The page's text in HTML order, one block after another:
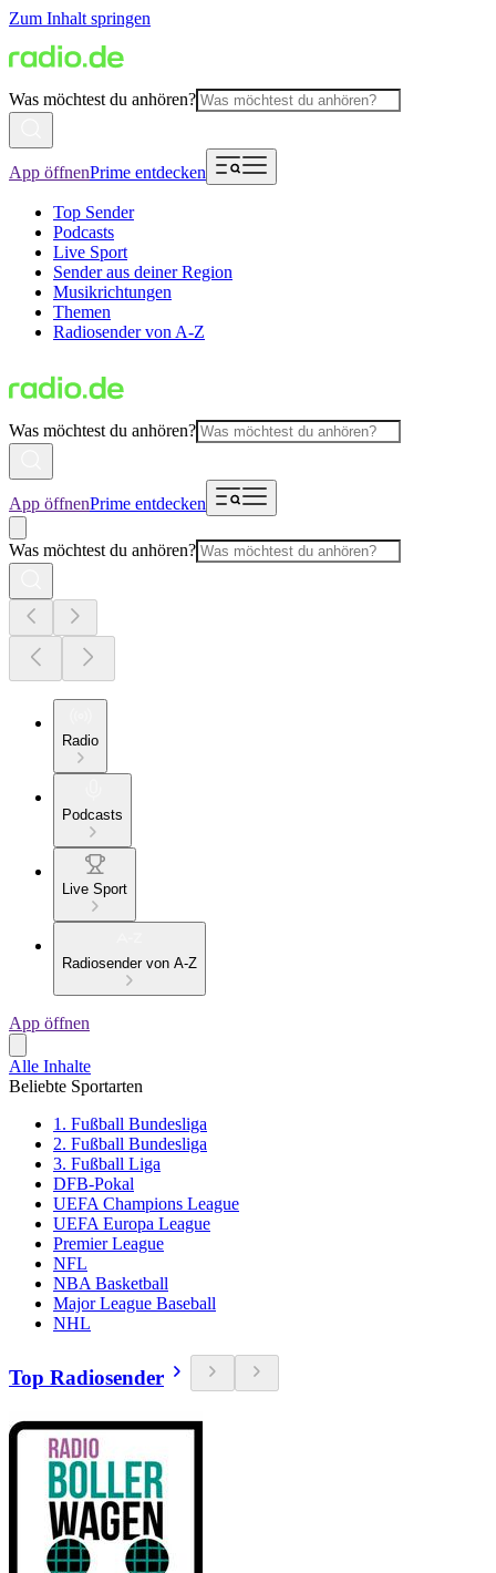
Zum Inhalt springen
Was möchtest du anhören?
App öffnenPrime entdecken
Top Sender
Podcasts
Live Sport
Sender aus deiner Region
Musikrichtungen
Themen
Radiosender von A-Z
Was möchtest du anhören?
App öffnenPrime entdecken
Was möchtest du anhören?
Radio
Podcasts
Live Sport
Radiosender von A-Z
App öffnen
Alle Inhalte
Beliebte Sportarten
1. Fußball Bundesliga
2. Fußball Bundesliga
3. Fußball Liga
DFB-Pokal
UEFA Champions League
UEFA Europa League
Premier League
NFL
NBA Basketball
Major League Baseball
NHL
Top Radiosender